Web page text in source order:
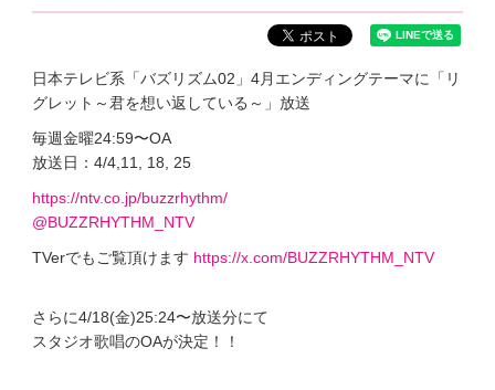
日本テレビ系「バズリズム02」4月エンディングテーマに「リ
グレット～君を想い返している～」放送
毎週金曜24:59〜OA
放送日：4/4,11, 18, 25
https://ntv.co.jp/buzzrhythm/
@BUZZRHYTHM_NTV
TVerでもご覧頂けます https://x.com/BUZZRHYTHM_NTV
さらに4/18(金)25:24〜放送分にて
スタジオ歌唱のOAが決定！！